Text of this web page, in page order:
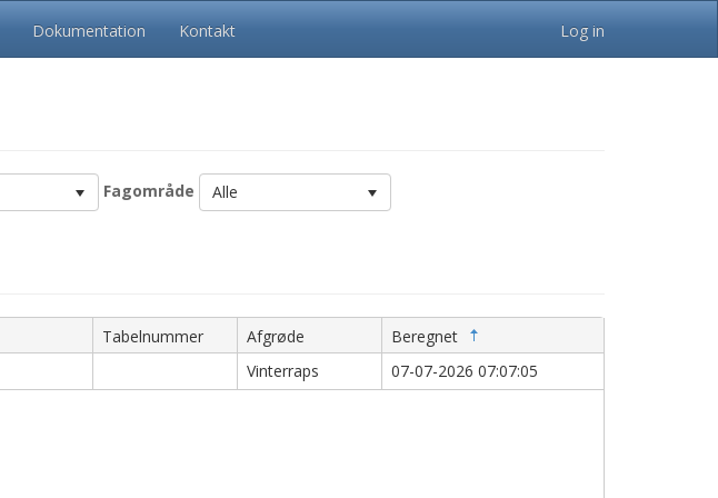
Dokumentation Kontakt Log in
Fagområde Alle
Tabelnummer Afgrøde
Beregnet
Vinterraps 07-07-2026 07:07:05